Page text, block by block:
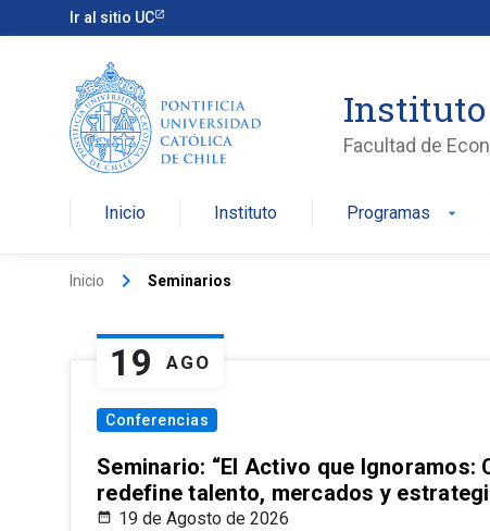
Ir al sitio UC
Instituto
Facultad de
Inicio Instituto Programas arrow_drop_down
Inicio keyboard_arrow_right Seminarios
19 AGO
Conferencias
Seminario: “El Activo que Ignoramos:
redefine talento, mercados y
19 de Agosto de 2026